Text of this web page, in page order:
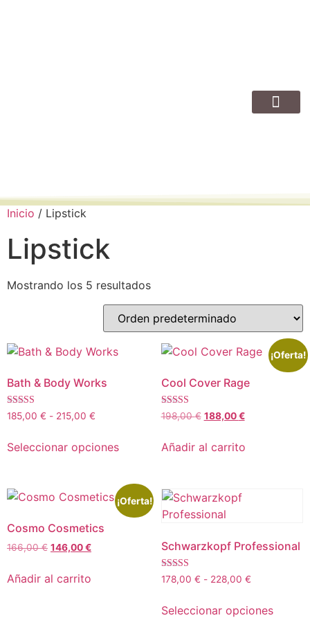
Inicio / Lipstick
Lipstick
Mostrando los 5 resultados
Bath & Body Works
Valorado con
5.00
185,00 € - 215,00 €
Seleccionar opciones
¡Oferta!
Cool Cover Rage
Valorado con
5.00
198,00€ 188,00€
Añadir al carrito
¡Oferta!
Cosmo Cosmetics
166,00€ 146,00€
Añadir al carrito
Schwarzkopf Professional
Valorado con
5.00
178,00 € - 228,00 €
Seleccionar opciones